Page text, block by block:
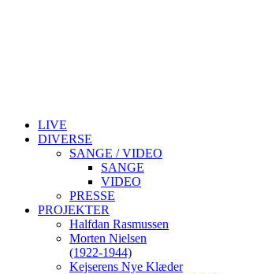
LIVE
DIVERSE
SANGE / VIDEO
SANGE
VIDEO
PRESSE
PROJEKTER
Halfdan Rasmussen
Morten Nielsen
(1922-1944)
Kejserens Nye Klæder